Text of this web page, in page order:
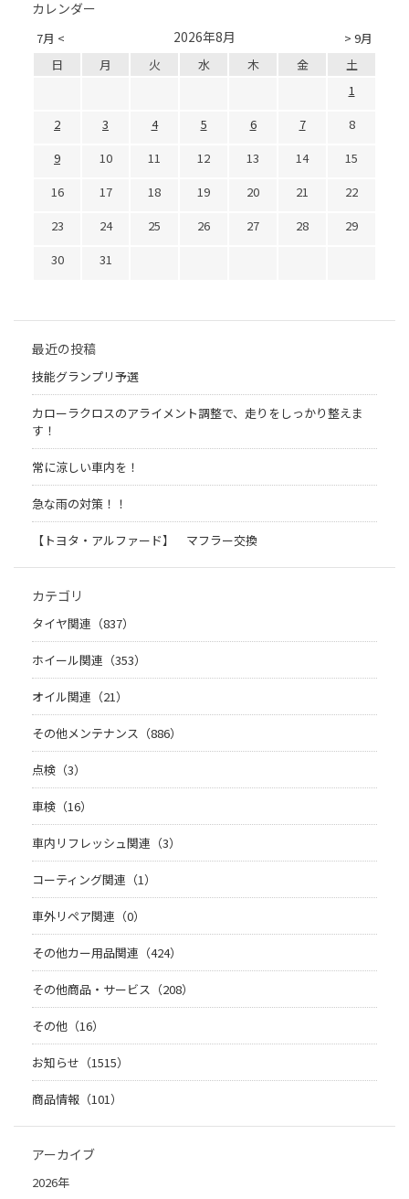
カレンダー
7月 < > 9月
2026年8月
日 月 火 水 木 金
土
1
2
3 4 5 6 7
8
9
10 11 12 13 14
15
16
17 18 19 20 21
22
23
24 25 26 27 28
29
30
31
最近の投稿
技能グランプリ予選
カローラクロスのアライメント調整で、走りをしっかり整えま
す！
常に涼しい車内を！
急な雨の対策！！
【トヨタ・アルファード】 マフラー交換
カテゴリ
タイヤ関連（837）
ホイール関連（353）
オイル関連（21）
その他メンテナンス（886）
点検（3）
車検（16）
車内リフレッシュ関連（3）
コーティング関連（1）
車外リペア関連（0）
その他カー用品関連（424）
その他商品・サービス（208）
その他（16）
お知らせ（1515）
商品情報（101）
アーカイブ
2026年